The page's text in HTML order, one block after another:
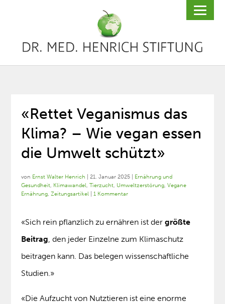
«Rettet Veganismus das
Klima? – Wie vegan essen
die Umwelt schützt»
von Ernst Walter Henrich |21. Januar 2025
Ernährung und
Gesundheit, Klimawandel,Tierzucht, Umweltzerstörung,Vegane
Ernährung,Zeitungsartikel |1 Kommentar
«Sich rein pflanzlich zu ernähren ist dergrößte
Beitrag, den jeder Einzelne zum Klimaschutz
beitragen kann. Das belegen wissenschaftliche
Studien.»
«Die Aufzucht von Nutztieren ist eine enorme